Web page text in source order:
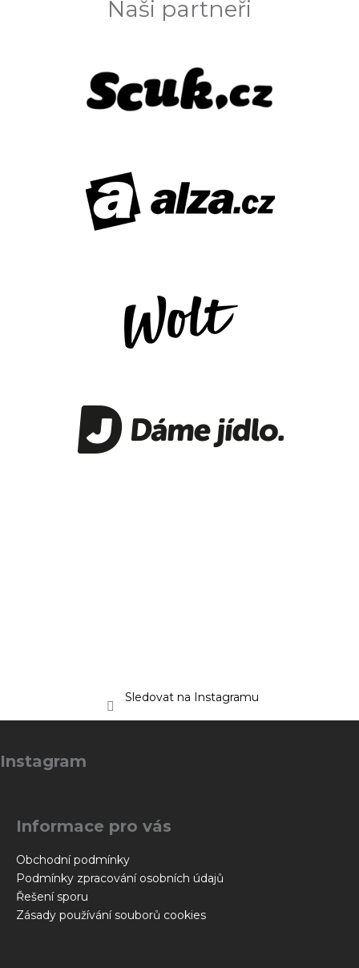
Naši partneři
Sledovat na Instagramu
á
p
Instagram
Informace pro vás
Obchodní podmínky
Podmínky zpracování osobních údajů
Řešení sporu
Zásady používání souborů cookies